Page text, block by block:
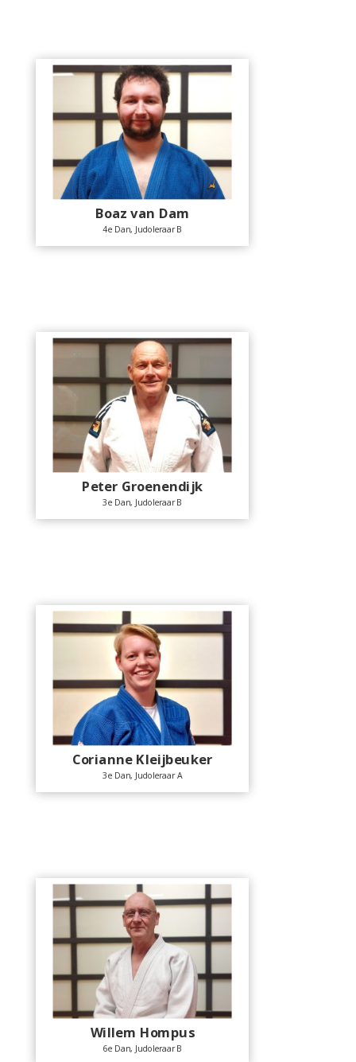
Boaz van Dam
4e Dan, Judoleraar B
Peter Groenendijk
3e Dan, Judoleraar B
Corianne Kleijbeuker
3e Dan, Judoleraar A
Willem Hompus
6e Dan, Judoleraar B